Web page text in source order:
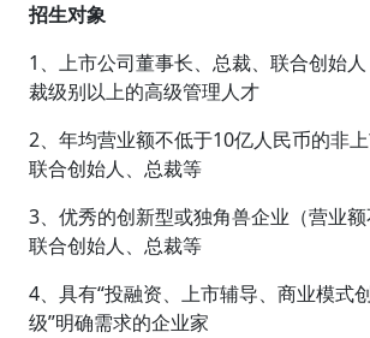
招生对象
1、上市公司董事长、总裁、联合创始
裁级别以上的高级管理人才
2、年均营业额不低于10亿人民币的非上
联合创始人、总裁等
3、优秀的创新型或独角兽企业（营业额
联合创始人、总裁等
4、具有“投融资、上市辅导、商业模式
级”明确需求的企业家